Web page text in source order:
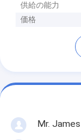
供給の能力
価格
Mr. James